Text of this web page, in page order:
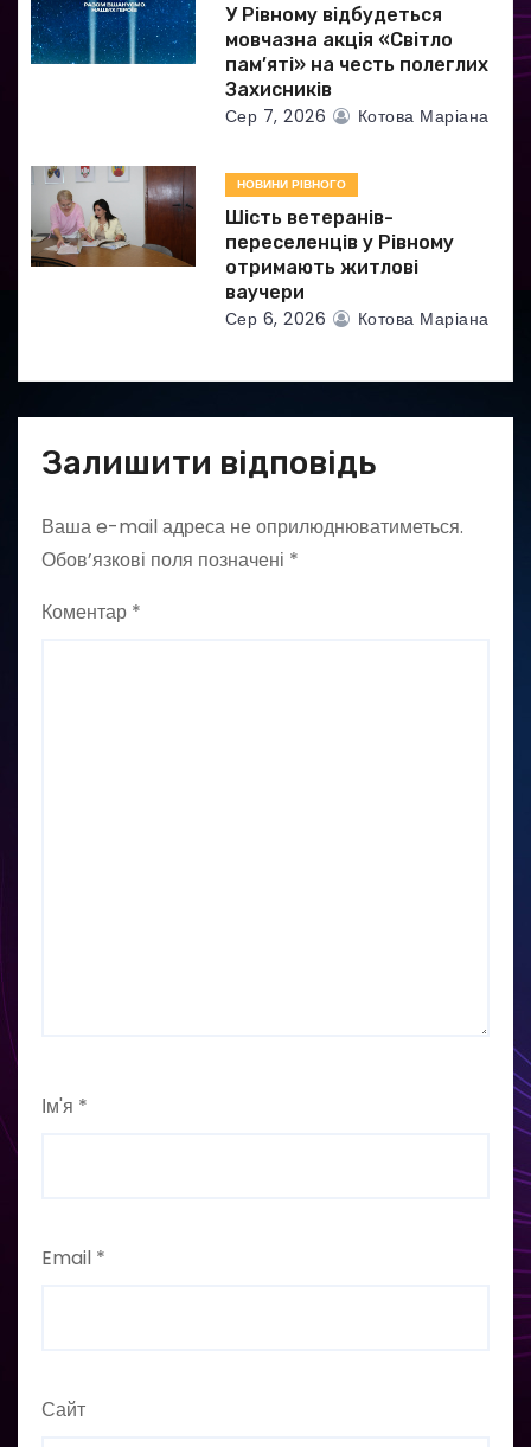
в
У Рівному відбудеться
мовчазна акція «Світло
пам’яті» на честь полеглих
Захисників
Сер 7, 2026 Котова Маріана
НОВИНИ РІВНОГО
Шість ветеранів-
переселенців у Рівному
отримають житлові
ваучери
Сер 6, 2026 Котова Маріана
Залишити відповідь
Ваша e-mail адреса не оприлюднюватиметься.
Обов’язкові поля позначені *
Коментар *
Ім'я *
Email *
Сайт